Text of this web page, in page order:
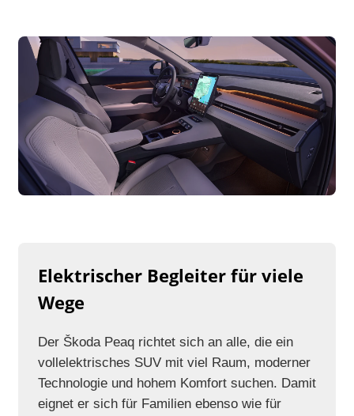
Elektrischer Begleiter für viele
Wege
Der Škoda Peaq richtet sich an alle, die ein
vollelektrisches SUV mit viel Raum, moderner
Technologie und hohem Komfort suchen. Damit
eignet er sich für Familien ebenso wie für